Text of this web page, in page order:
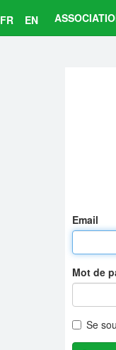
FR EN
Email
Mot de
Se